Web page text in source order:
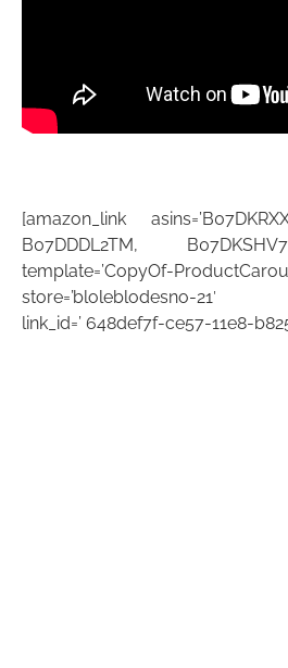
[amazon_link
B07DDDL2TM,
template=’CopyOf-
store=’bloleblodesno-21′
link_id=’ 648def7f-ce57-11e8-